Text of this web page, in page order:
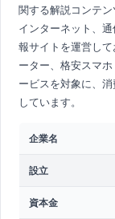
関する解説コンテン
インターネット、
報サイトを運営し
ーター、格安スマ
ービスを対象に、
しています。
企業名
設立
資本金